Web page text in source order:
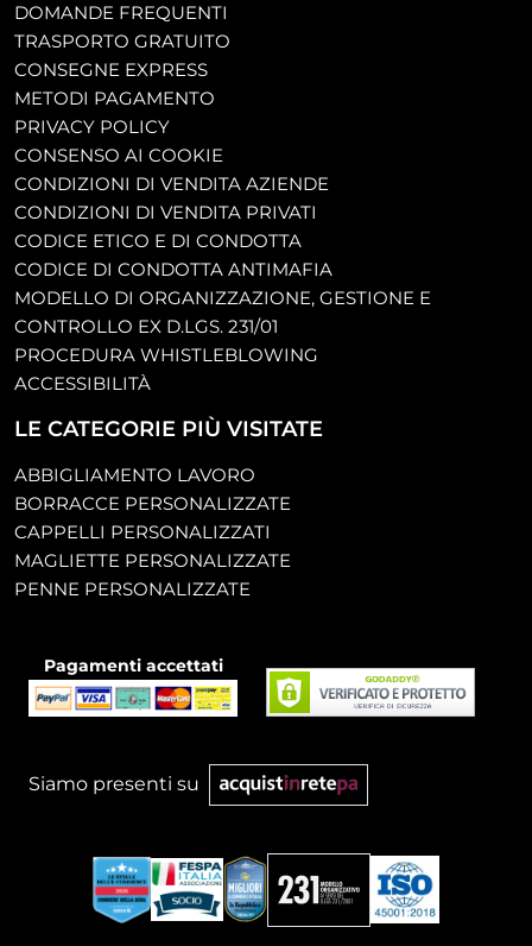
DOMANDE FREQUENTI
TRASPORTO GRATUITO
CONSEGNE EXPRESS
METODI PAGAMENTO
PRIVACY POLICY
CONSENSO AI COOKIE
CONDIZIONI DI VENDITA AZIENDE
CONDIZIONI DI VENDITA PRIVATI
CODICE ETICO E DI CONDOTTA
CODICE DI CONDOTTA ANTIMAFIA
MODELLO DI ORGANIZZAZIONE, GESTIONE E
CONTROLLO EX D.LGS. 231/01
PROCEDURA WHISTLEBLOWING
ACCESSIBILITÀ
LE CATEGORIE PIÙ VISITATE
ABBIGLIAMENTO LAVORO
BORRACCE PERSONALIZZATE
CAPPELLI PERSONALIZZATI
MAGLIETTE PERSONALIZZATE
PENNE PERSONALIZZATE
Pagamenti accettati
Siamo presenti su